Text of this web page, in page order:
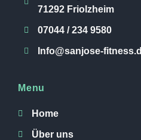
71292 Friolzheim
07044 / 234 9580
Info@sanjose-
Menu
Home
Über uns